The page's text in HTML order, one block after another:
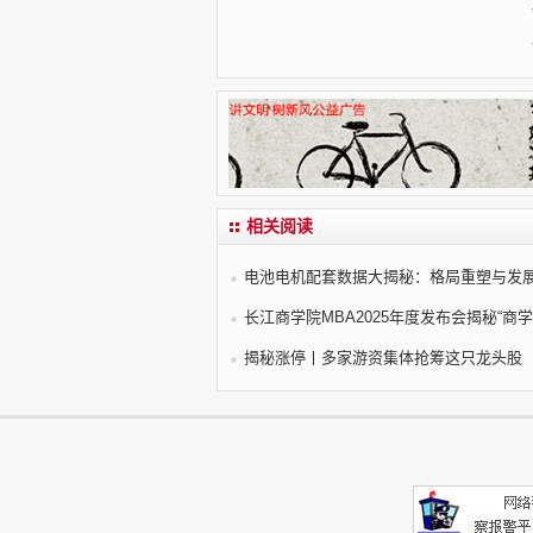
相关阅读
电池电机配套数据大揭秘：格局重塑与发
长江商学院MBA2025年度发布会揭秘“商学
揭秘涨停丨多家游资集体抢筹这只龙头股